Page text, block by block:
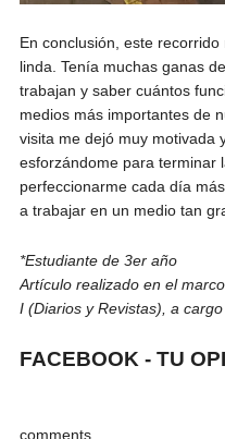
En conclusión, este
linda. Tenía muchas ganas
trabajan y saber cuántos
medios más importantes de
visita me dejó muy motivada
esforzándome para terminar
perfeccionarme cada día
a trabajar en un medio tan
*Estudiante de 3er año
Artículo realizado en el
I (Diarios y Revistas), a
FACEBOOK - TU
comments